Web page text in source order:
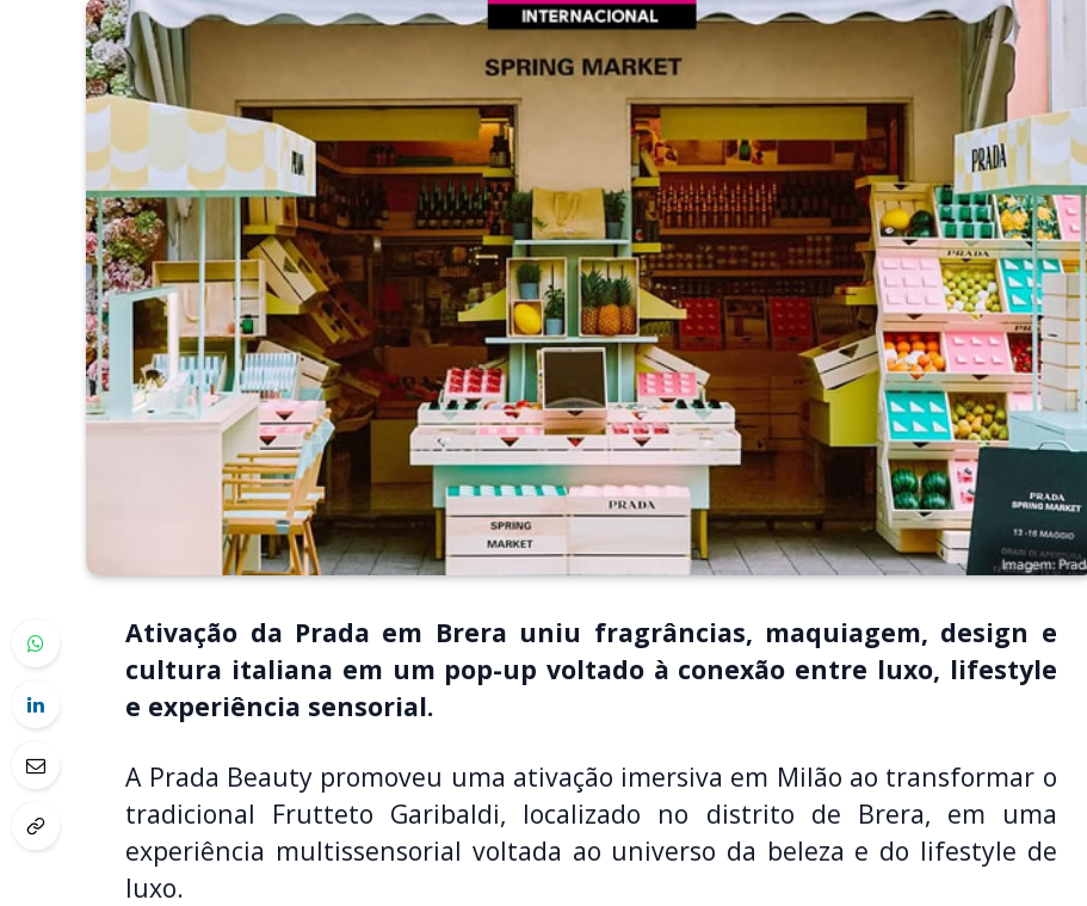
Ativação da Prada em Brera uniu fragrâncias, maquiagem, design e
cultura italiana em um pop-up voltado à conexão entre luxo, lifestyle
e experiência sensorial.
A Prada Beauty promoveu uma ativação imersiva em Milão ao transformar o
tradicional Frutteto Garibaldi, localizado no distrito de Brera, em uma
experiência multissensorial voltada ao universo da beleza e do lifestyle de
luxo.